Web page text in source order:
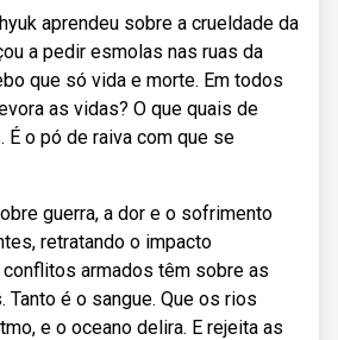
aprendeu sobre a crueldade da
a pedir esmolas nas ruas da
que só vida e morte. Em todos
as vidas? O que quais de
É o pó de raiva com que se
guerra, a dor e o sofrimento
retratando o impacto
armados têm sobre as
é o sangue. Que os rios
e o oceano delira. E rejeita as